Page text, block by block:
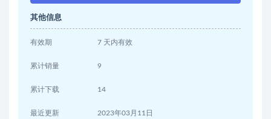
其他信息
有效期 7 天内有效
累计销量 9
累计下载 14
最近更新 2023年03月11日